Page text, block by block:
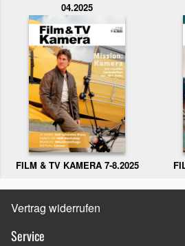
04.2025
FILM & TV KAMERA 7-8.2025
Vertrag widerrufen
Service